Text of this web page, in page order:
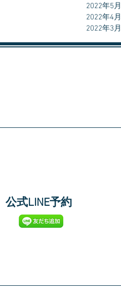
2022年5月
2022年4月
2022年3月
​公式LINE予約